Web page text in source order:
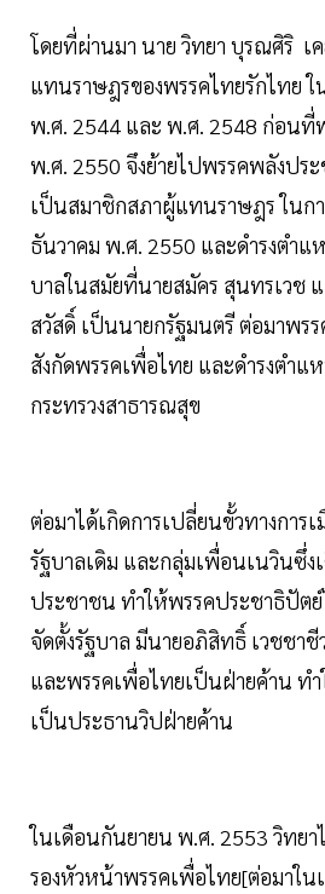
โดยที่ผ่านมา นาย วิทยา บุรณศิริ เ
แทนราษฎรของพรรคไทยรักไทย ใ
พ.ศ. 2544 และ พ.ศ. 2548 ก่อนที่
พ.ศ. 2550 จึงย้ายไปพรรคพลังปร
เป็นสมาชิกสภาผู้แทนราษฎร ในก
ธันวาคม พ.ศ. 2550 และดำรงตำ
บาลในสมัยที่นายสมัคร สุนทรเวช
สวัสดิ์ เป็นนายกรัฐมนตรี ต่อมาพร
สังกัดพรรคเพื่อไทย และดำรงตำแ
กระทรวงสาธารณสุข
ต่อมาได้เกิดการเปลี่ยนขั้วทางการเ
รัฐบาลเดิม และกลุ่มเพื่อนเนวินซึ่ง
ประชาชน ทำให้พรรคประชาธิปัต
จัดตั้งรัฐบาล มีนายอภิสิทธิ์ เวชชา
และพรรคเพื่อไทยเป็นฝ่ายค้าน ทำ
เป็นประธานวิปฝ่ายค้าน
ในเดือนกันยายน พ.ศ. 2553 วิทยา
รองหัวหน้าพรรคเพื่อไทย[ต่อมาใ